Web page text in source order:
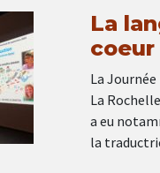
La
coeur
La
La
a eu
la